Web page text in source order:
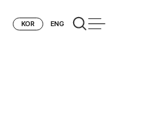
KOR ENG